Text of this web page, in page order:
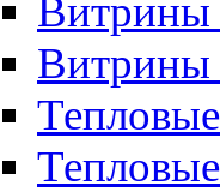
Витрины
Витрины